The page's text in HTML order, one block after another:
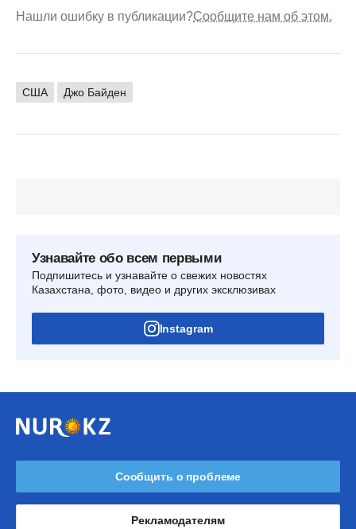
Нашли ошибку в публикации?Сообщите нам об этом.
США Джо Байден
Узнавайте обо всем первыми
Подпишитесь и узнавайте о свежих новостях
Казахстана, фото, видео и других эксклюзивах
Instagram
Сообщить о проблеме
Рекламодателям